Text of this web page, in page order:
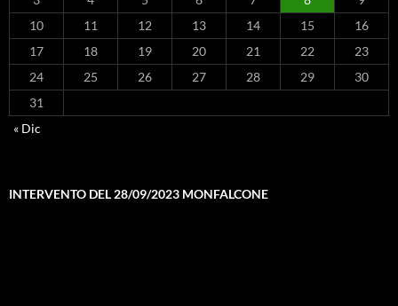
10
11 12 13 14 15
16
17
18 19 20 21 22
23
24
25 26 27 28 29
30
31
« Dic
INTERVENTO DEL 28/09/2023 MONFALCONE